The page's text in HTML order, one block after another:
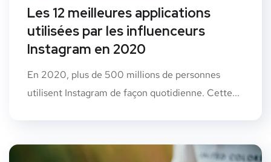
Les 12 meilleures applications
utilisées par les influenceurs
Instagram en 2020
En 2020, plus de 500 millions de personnes
utilisent Instagram de façon quotidienne. Cette...